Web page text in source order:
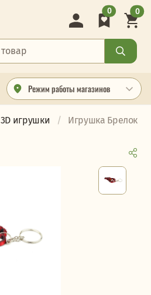
Режим работы магазинов
0 0
3D игрушки
Игрушка Брелок